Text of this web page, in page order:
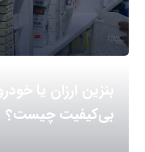
بنزین ارزان یا
بی‌کیفیت چیست؟